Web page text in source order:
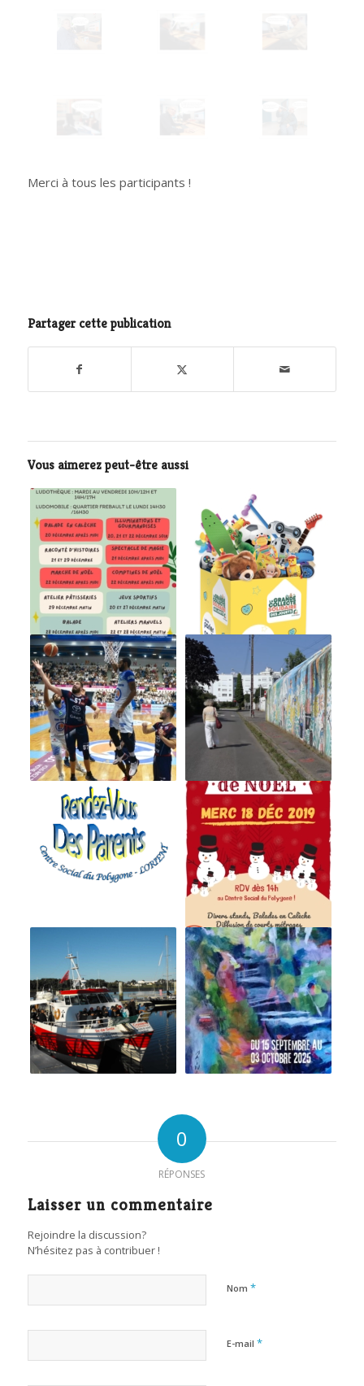
Merci à tous les participants !
Partager cette publication
Vous aimerez peut-être aussi
0
RÉPONSES
Laisser un commentaire
Rejoindre la discussion?
N’hésitez pas à contribuer !
Nom *
E-mail *